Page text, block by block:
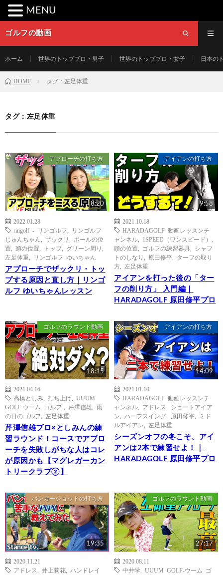
ゴルフの動画
ホーム 世界のトッププロ・男子 世界のトッププロ・女子 日本の
HOME タグ：左足体重
タグ：左足体重
アプローチの打ち方
8:20
2022.01.28
ringolf - リンゴルフ
リンゴルフ
じゅんちゃん
ザックリ
ボールの位
置
頭の位置 トップ, グリーン周り
左足体重
リンゴルフ ゆいちゃん
アプローチでザックリ・トッ
プする原因と直し方｜リンゴ
ルフ ゆいちゃんレッスン
アイアンの打ち方
9:58
2021.10.18
HARADAGOLF 動画レッスンチ
ャンネル
1SPEED（ワンスピード）
頭の位置
ゴルフの練習器具
シャフ
トのしなり
原田修平
ターフの取り
方
左足体重
アイアンを打った後の「ター
フの削り方」 入門編｜
HARADAGOLF 原田修平プロ
ゴルフのラウンド動画
18:15
2021.04.16
高橋としみ
打ち上げ
UUUM
GOLF-ウーム ゴルフ-
芹澤信雄
雨
の日のゴルフ
左足体重
芹澤信雄プロ×としみんの練
習ラウンド！コースでアプロ
ーチを失敗しがちな人はコレ
が原因かも【マグレガーカン
トリークラブ②】
アイアンの打ち方
14:09
2021.01.10
HARADAGOLF 動画レッスンチ
ャンネル
アドレス
ショートアイア
ン
ハーフスイング 原田修平
ミド
ルアイアン
左足体重
シーズンオフの冬こそ、アイ
アンは2本で練習せよ！｜
HARADAGOLF 原田修平プロ
バンカーショットの打ち方
19:35
2020.11.21
アドレス
井上莉花
ハンドレイ
ゴルフのラウンド動画
27:17
2020.08.11
中井学
UUUM GOLF-ウーム ゴ
MENU